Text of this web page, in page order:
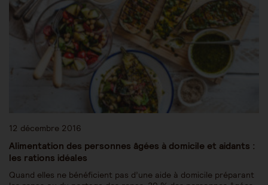
12 décembre 2016
Alimentation des personnes âgées à domicile et aidants :
les rations idéales
Quand elles ne bénéficient pas d’une aide à domicile préparant